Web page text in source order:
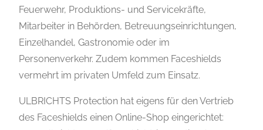
Feuerwehr, Produktions- und Servicekräfte,
Mitarbeiter in Behörden, Betreuungseinrichtungen,
Einzelhandel, Gastronomie oder im
Personenverkehr. Zudem kommen Faceshields
vermehrt im privaten Umfeld zum Einsatz.
ULBRICHTS Protection hat eigens für den Vertrieb
des Faceshields einen Online-Shop eingerichtet: